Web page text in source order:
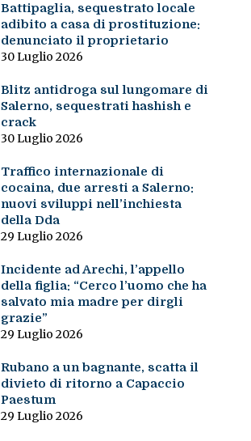
Battipaglia, sequestrato locale
adibito a casa di prostituzione:
denunciato il proprietario
30 Luglio 2026
Blitz antidroga sul lungomare di
Salerno, sequestrati hashish e
crack
30 Luglio 2026
Traffico internazionale di
cocaina, due arresti a Salerno:
nuovi sviluppi nell’inchiesta
della Dda
29 Luglio 2026
Incidente ad Arechi, l’appello
della figlia: “Cerco l’uomo che ha
salvato mia madre per dirgli
grazie”
29 Luglio 2026
Rubano a un bagnante, scatta il
divieto di ritorno a Capaccio
Paestum
29 Luglio 2026